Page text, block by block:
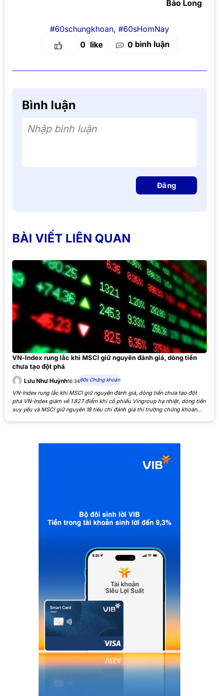
Bảo Long
#60schungkhoan, #60sHomNay
0
0 bình luận
Bình luận
Nhập bình luận
Đăng
BÀI VIẾT LIÊN QUAN
VN-Index rung lắc khi MSCI giữ nguyên đánh giá, dòng tiền
chưa tạo đột phá
Lưu Như Huỳnh16:3460s Chứng khoán
VN-Index rung lắc khi MSCI giữ nguyên đánh giá, dòng tiền chưa tạo đột
phá VN-Index giảm về 1.827 điểm khi cổ phiếu Vingroup hạ nhiệt, dòng tiền
suy yếu và MSCI giữ nguyên 18 tiêu chí đánh giá thị trường chứng khoán